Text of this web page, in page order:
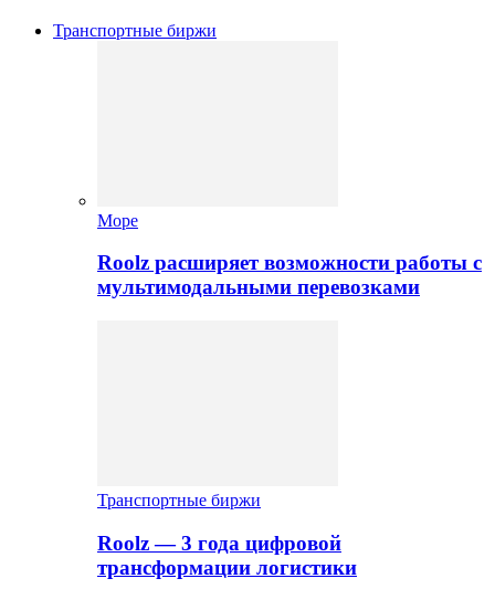
Транспортные биржи
Море
Roolz расширяет возможности работы с
мультимодальными перевозками
Транспортные биржи
Roolz — 3 года цифровой
трансформации логистики